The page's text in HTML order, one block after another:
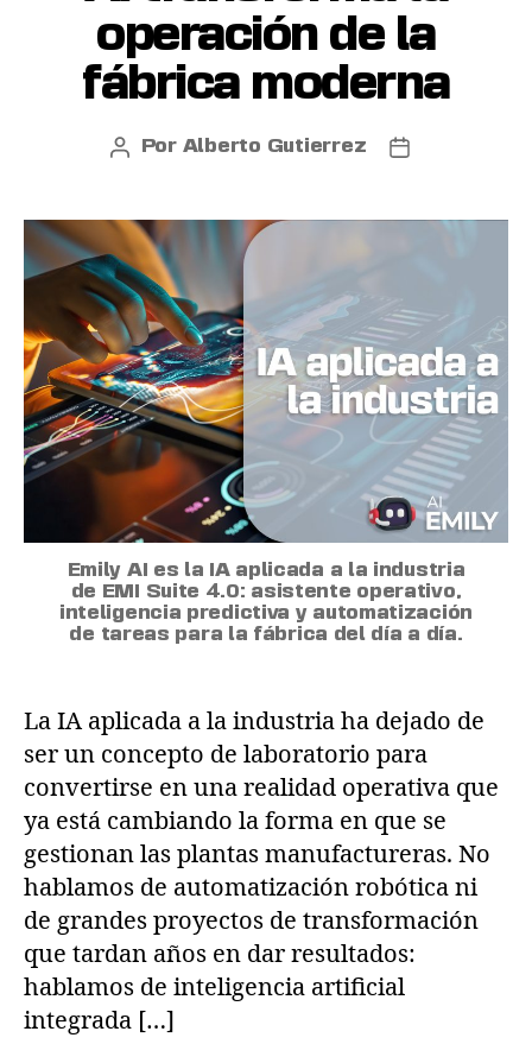
operación de la
fábrica moderna
Por Alberto Gutierrez
Emily AI es la IA aplicada a la industria
de EMI Suite 4.0: asistente operativo,
inteligencia predictiva y automatización
de tareas para la fábrica del día a día.
La IA aplicada a la industria ha dejado de
ser un concepto de laboratorio para
convertirse en una realidad operativa que
ya está cambiando la forma en que se
gestionan las plantas manufactureras. No
hablamos de automatización robótica ni
de grandes proyectos de transformación
que tardan años en dar resultados:
hablamos de inteligencia artificial
integrada […]